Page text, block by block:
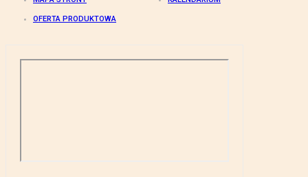
OFERTA PRODUKTOWA